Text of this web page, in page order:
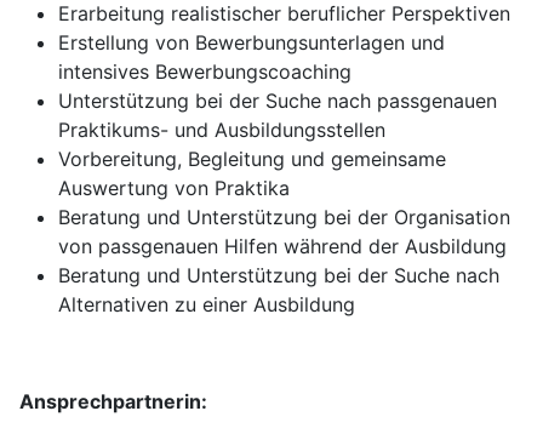
Erarbeitung realistischer beruflicher Perspektiven
Erstellung von Bewerbungsunterlagen und
intensives Bewerbungscoaching
Unterstützung bei der Suche nach passgenauen
Praktikums- und Ausbildungsstellen
Vorbereitung, Begleitung und gemeinsame
Auswertung von Praktika
Beratung und Unterstützung bei der Organisation
von passgenauen Hilfen während der Ausbildung
Beratung und Unterstützung bei der Suche nach
Alternativen zu einer Ausbildung
Ansprechpartnerin: